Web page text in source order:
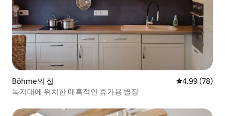
Böhme의 집 평점 4.99점(5
4.99 (78)
녹지대에 위치한 매혹적인 휴가용 별장